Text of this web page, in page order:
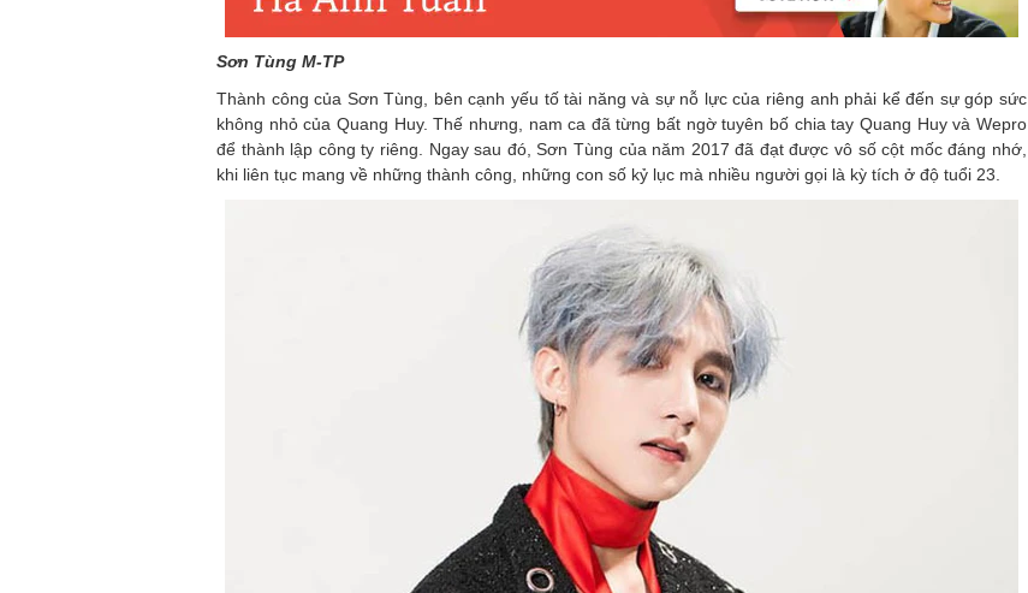
Sơn Tùng M-TP
Thành công của Sơn Tùng, bên cạnh yếu tố tài năng và sự nỗ lực của riêng anh phải kể đến sự góp sức
không nhỏ của Quang Huy. Thế nhưng, nam ca đã từng bất ngờ tuyên bố chia tay Quang Huy và Wepro
để thành lập công ty riêng. Ngay sau đó, Sơn Tùng của năm 2017 đã đạt được vô số cột mốc đáng nhớ,
khi liên tục mang về những thành công, những con số kỷ lục mà nhiều người gọi là kỳ tích ở độ tuổi 23.